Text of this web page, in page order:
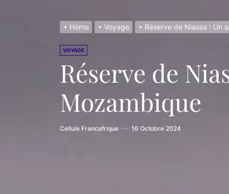
Mussa
L’ethnie
Home Voyage Réserve de Niassa : Un
VOYAGE
Réserve de
Mozambique
Cellule Francafrique 16 Octobre 2024